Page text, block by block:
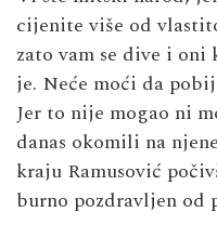
cijenite više od
zato vam se dive i
je. Neće moći da
Jer to nije mogao ni
danas okomili na
kraju Ramusović
burno pozdravljen od